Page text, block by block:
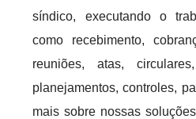
síndico, executando o
como recebimento,
reuniões, atas,
planejamentos, controles,
mais sobre nossas